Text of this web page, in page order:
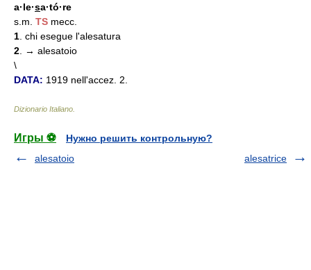
a·le·sa·tó·re
s.m. TS mecc.
1 . chi esegue l'alesatura
2 . → alesatoio
\
DATA: 1919 nell'accez. 2.
Dizionario Italiano
Игры ⚽
Нужно решить контрольную?
alesatoio
alesatrice